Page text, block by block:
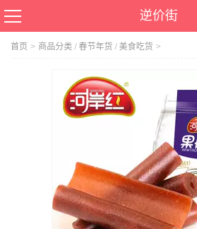
逆价街
首页 > 商品分类 / 春节年货 / 美食吃货 >